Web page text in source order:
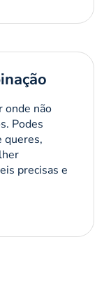
onde não
Podes
queres,
precisas e